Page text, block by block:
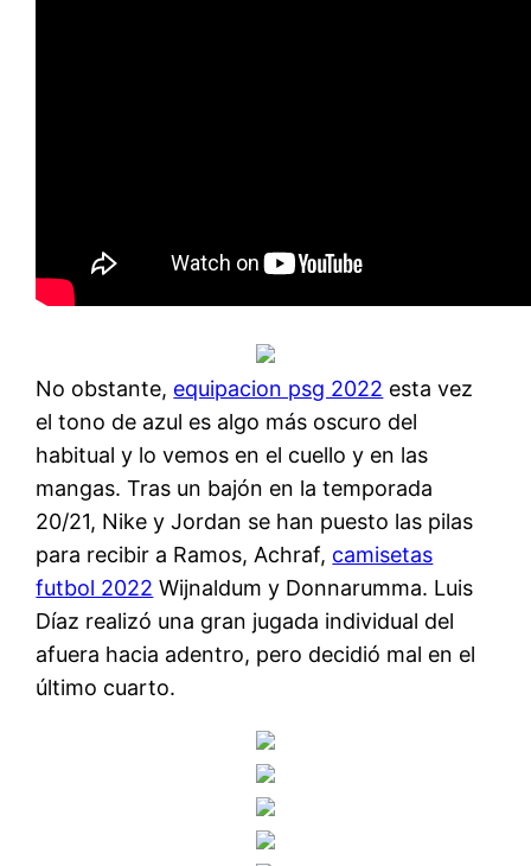
No obstante, equipacion psg 2022 esta vez
el tono de azul es algo más oscuro del
habitual y lo vemos en el cuello y en las
mangas. Tras un bajón en la temporada
20/21, Nike y Jordan se han puesto las pilas
para recibir a Ramos, Achraf, camisetas
futbol 2022 Wijnaldum y Donnarumma. Luis
Díaz realizó una gran jugada individual del
afuera hacia adentro, pero decidió mal en el
último cuarto.